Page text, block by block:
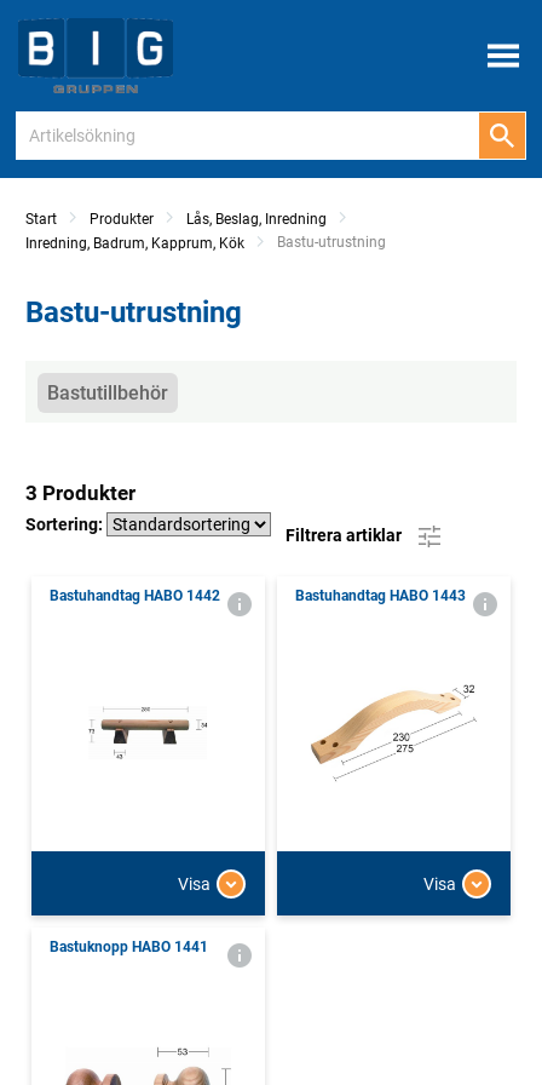
Meny
Start Produkter
Lås, Beslag, Inredning
Inredning, Badrum, Kapprum, Kök
Current:
Bastu-utrustning
Bastu-utrustning
Kategorier
Bastutillbehör
3 Produkter
Sortering:
Filtrera artiklar
Bastuhandtag HABO 1442
Visa
Bastuhandtag HABO 1443
Visa
Bastuknopp HABO 1441